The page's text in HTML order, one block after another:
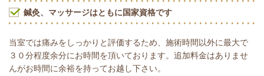
鍼灸、マッサージはともに国家資格です
当室では痛みをしっかりと評価するため、施術時間以外に最大で
３０分程度余分にお時間を頂いております。追加料金はありませ
んがお時間に余裕を持ってお越し下さい。